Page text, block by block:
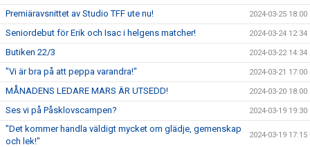
Premiäravsnittet av Studio TFF ute nu! 2024-03-25 18:00
Seniordebut för Erik och Isac i helgens matcher! 2024-03-24 12:34
Butiken 22/3 2024-03-22 14:34
"Vi är bra på att peppa varandra!" 2024-03-21 17:00
MÅNADENS LEDARE MARS ÄR UTSEDD! 2024-03-20 18:00
Ses vi på Påsklovscampen? 2024-03-19 19:30
"Det kommer handla väldigt mycket om glädje, gemenskap
och lek!"
2024-03-19 17:15